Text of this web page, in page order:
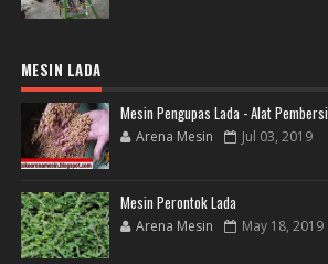
MESIN LADA
Mesin Pengupas Lada - Alat
Arena Mesin Jul 03, 2019
Mesin Perontok Lada
Arena Mesin May 18, 2019